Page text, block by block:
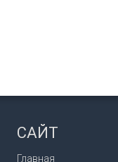
САЙТ
Главная